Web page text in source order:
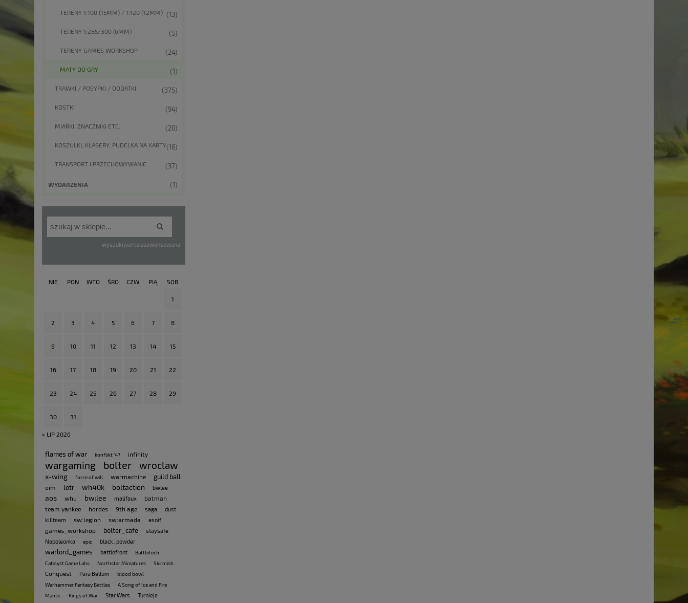
TERENY 1:100 (15MM) / 1:120 (12MM) (13)
TERENY 1:285/300 (6MM) (5)
TERENY GAMES WORKSHOP (24)
MATY DO GRY (1)
TRAWKI / POSYPKI / DODATKI (375)
KOSTKI (94)
MIARKI, ZNACZNIKI ETC. (20)
KOSZULKI, KLASERY, PUDEŁKA NA KARTY(16)
TRANSPORT I PRZECHOWYWANIE (37)
WYDARZENIA (1)
wyszukiwarka zaawansowana
NIE PON WTO ŚRO CZW PIĄ SOB
1
2 3 4 5 6 7 8
9 10 11 12 13 14 15
16 17 18 19 20 21 22
23 24 25 26 27 28 29
30 31
« LIP 2026
flames of war konflikt '47 infinity
wargaming bolter wroclaw
x-wing force of will warmachine guild ball
oim lotr wh40k boltaction bwlee
aos whu bw:lee malifaux
batman
team yankee
hordes 9th age saga
dust
killteam
sw:legion sw:armada asoif
games_workshop bolter_cafe
staysafe
Napoleonka
epic black_powder
warlord_games battlefront
Battletech
Catalyst Game Labs
Northstar Miniatures Skirmish
Conquest Para Bellum
blood bowl
Warhammer Fantasy Battles
A Song of Ice and Fire
Mantic
Kings of War Star Wars Turnieje